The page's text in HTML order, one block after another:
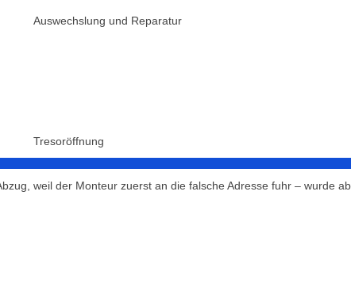
Auswechslung und Reparatur
Tresoröffnung
weil der Monteur zuerst an die falsche Adresse fuhr – wurde